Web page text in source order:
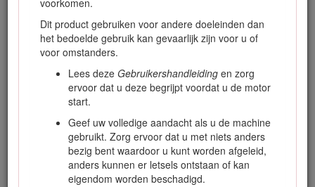
voorkomen.
Dit product gebruiken voor andere doeleinden dan
het bedoelde gebruik kan gevaarlijk zijn voor u of
voor omstanders.
Lees deze Gebruikershandleiding en zorg
ervoor dat u deze begrijpt voordat u de motor
start.
Geef uw volledige aandacht als u de machine
gebruikt. Zorg ervoor dat u met niets anders
bezig bent waardoor u kunt worden afgeleid,
anders kunnen er letsels ontstaan of kan
eigendom worden beschadigd.
en het serienummer van het product te vermelden. De
locatie van het plaatje met het modelnummer en het
serienummer van het product is aangegeven op Figuur
kunt de nummers noteren in de ruimte hieronder.
Important: U kunt met uw mobiel apparaat de QR-code
(indien aanwezig) op het plaatje met het serienummer
scannen om toegang te krijgen tot de garantie,
onderdelen en andere productinformatie.